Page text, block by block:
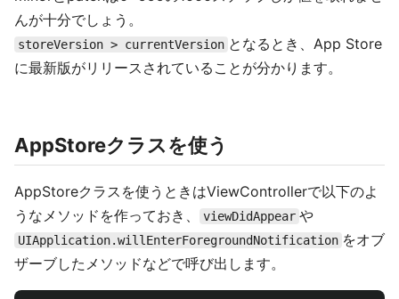
んが十分でしょう。
storeVersion > currentVersion となるとき、App Store
に最新版がリリースされていることが分かります。
AppStoreクラスを使う
AppStoreクラスを使うときはViewControllerで以下のよ
うなメソッドを作っておき、
viewDidAppear や
UIApplication.willEnterForegroundNotification をオブ
ザーブしたメソッドなどで呼び出します。